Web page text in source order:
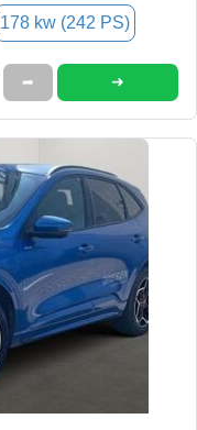
178 kw (242 PS)
➦ ➜